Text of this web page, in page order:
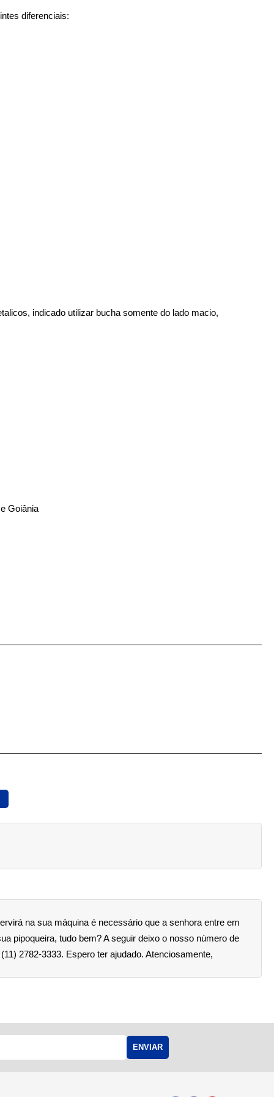
diferenciais:
indicado utilizar bucha somente do lado macio,
Goiânia
na sua máquina é necessário que a senhora entre em
pipoqueira, tudo bem? A seguir deixo o nosso número de
2782-3333. Espero ter ajudado. Atenciosamente,
ENVIAR